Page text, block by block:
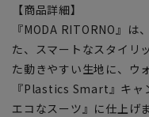
【商品詳細】
『MODA RITORNO』は
た、スマートなスタイリ
た動きやすい生地に、ウ
『Plastics Smart』キャ
エコなスーツ』に仕上げ